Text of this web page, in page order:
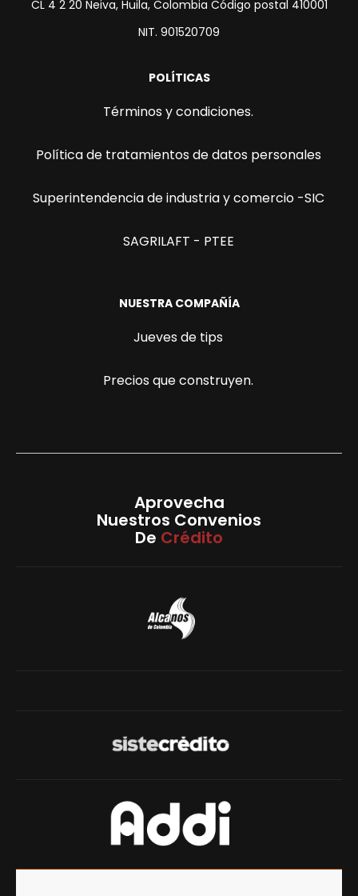
CL 4 2 20 Neiva, Huila, Colombia Código postal 410001
NIT. 901520709
POLÍTICAS
Términos y condiciones.
Política de tratamientos de datos personales
Superintendencia de industria y comercio -SIC
SAGRILAFT - PTEE
NUESTRA COMPAÑÍA
Jueves de tips
Precios que construyen.
Aprovecha
Nuestros Convenios
De Crédito